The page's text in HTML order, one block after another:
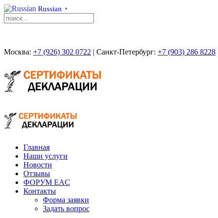
Russian ▼
Москва: +7 (926) 302 0722 | Санкт-Петербург: +7 (903) 286 8228
Главная
Наши услуги
Новости
Отзывы
ФОРУМ EAC
Контакты
Форма заявки
Задать вопрос